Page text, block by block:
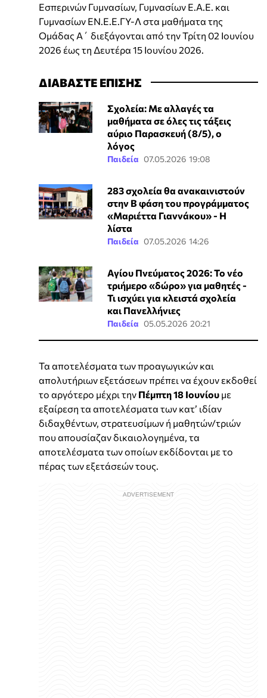
Εσπερινών Γυμνασίων, Γυμνασίων Ε.Α.Ε. και
Γυμνασίων ΕΝ.Ε.Ε.ΓΥ-Λ στα μαθήματα της
Ομάδας Α΄ διεξάγονται από την Τρίτη 02 Ιουνίου
2026 έως τη Δευτέρα 15 Ιουνίου 2026.
ΔΙΑΒΑΣΤΕ ΕΠΙΣΗΣ
Σχολεία: Με αλλαγές τα
μαθήματα σε όλες τις τάξεις
αύριο Παρασκευή (8/5), ο
λόγος
Παιδεία 07.05.2026 19:08
283 σχολεία θα ανακαινιστούν
στην Β φάση του προγράμματος
«Μαριέττα Γιαννάκου» - Η
λίστα
Παιδεία 07.05.2026 14:26
Αγίου Πνεύματος 2026: Το νέο
τριήμερο «δώρο» για μαθητές -
Τι ισχύει για κλειστά σχολεία
και Πανελλήνιες
Παιδεία 05.05.2026 20:21
Τα αποτελέσματα των προαγωγικών και
απολυτήριων εξετάσεων πρέπει να έχουν εκδοθεί
το αργότερο μέχρι την Πέμπτη 18 Ιουνίου με
εξαίρεση τα αποτελέσματα των κατ’ ιδίαν
διδαχθέντων, στρατευσίμων ή μαθητών/τριών
που απουσίαζαν δικαιολογημένα, τα
αποτελέσματα των οποίων εκδίδονται με το
πέρας των εξετάσεών τους.